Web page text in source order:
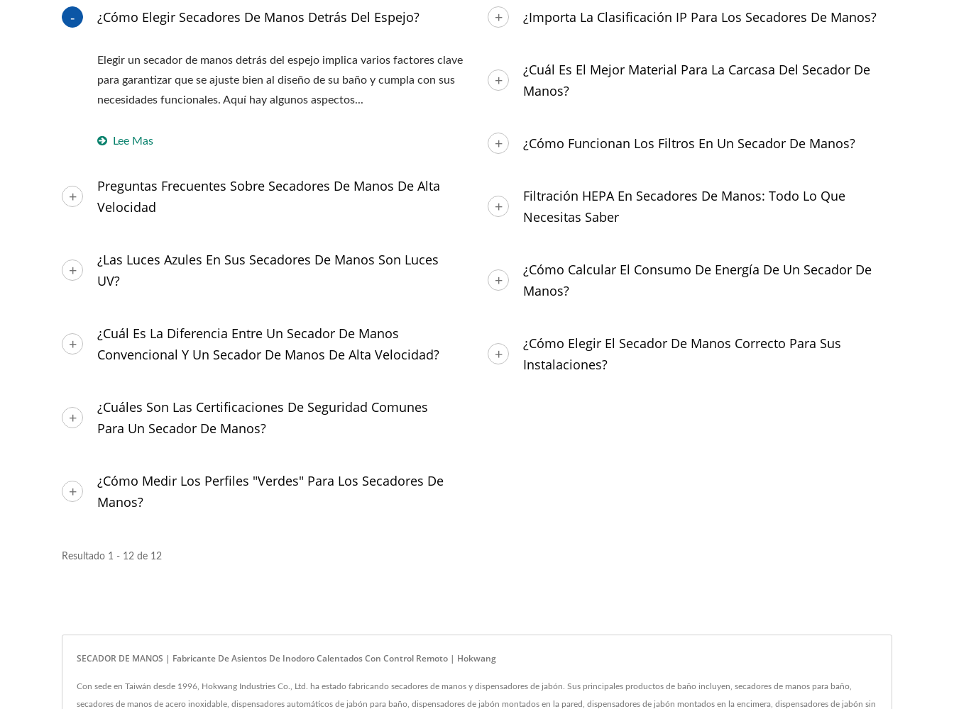
¿Cómo Elegir Secadores De Manos Detrás Del Espejo?
Elegir un secador de manos detrás del espejo implica varios factores clave
para garantizar que se ajuste bien al diseño de su baño y cumpla con sus
necesidades funcionales. Aquí hay algunos aspectos...
Lee Mas
Preguntas Frecuentes Sobre Secadores De Manos De Alta
Velocidad
¿Las Luces Azules En Sus Secadores De Manos Son Luces
UV?
¿Cuál Es La Diferencia Entre Un Secador De Manos
Convencional Y Un Secador De Manos De Alta Velocidad?
¿Cuáles Son Las Certificaciones De Seguridad Comunes
Para Un Secador De Manos?
¿Cómo Medir Los Perfiles "verdes" Para Los Secadores De
Manos?
¿Importa La Clasificación IP Para Los Secadores De Manos?
¿Cuál Es El Mejor Material Para La Carcasa Del Secador De
Manos?
¿Cómo Funcionan Los Filtros En Un Secador De Manos?
Filtración HEPA En Secadores De Manos: Todo Lo Que
Necesitas Saber
¿Cómo Calcular El Consumo De Energía De Un Secador De
Manos?
¿Cómo Elegir El Secador De Manos Correcto Para Sus
Instalaciones?
Resultado 1 - 12 de 12
SECADOR DE MANOS | Fabricante De Asientos De Inodoro Calentados Con Control Remoto | Hokwang
Con sede en Taiwán desde 1996, Hokwang Industries Co., Ltd. ha estado fabricando secadores de manos y dispensadores de jabón. Sus principales productos de baño incluyen, secadores de manos para baño,
secadores de manos de acero inoxidable, dispensadores automáticos de jabón para baño, dispensadores de jabón montados en la pared, dispensadores de jabón montados en la encimera, dispensadores de jabón sin